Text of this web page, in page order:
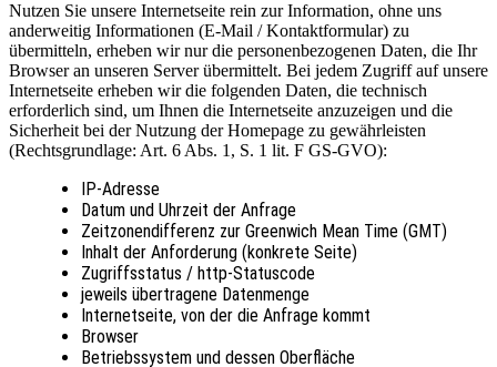
Nutzen Sie unsere Internetseite rein zur Information, ohne uns
anderweitig Informationen (E-Mail / Kontaktformular) zu
übermitteln, erheben wir nur die personenbezogenen Daten, die Ihr
Browser an unseren Server übermittelt. Bei jedem Zugriff auf unsere
Internetseite erheben wir die folgenden Daten, die technisch
erforderlich sind, um Ihnen die Internetseite anzuzeigen und die
Sicherheit bei der Nutzung der Homepage zu gewährleisten
(Rechtsgrundlage: Art. 6 Abs. 1, S. 1 lit. F GS-GVO):
IP-Adresse
Datum und Uhrzeit der Anfrage
Zeitzonendifferenz zur Greenwich Mean Time (GMT)
Inhalt der Anforderung (konkrete Seite)
Zugriffsstatus / http-Statuscode
jeweils übertragene Datenmenge
Internetseite, von der die Anfrage kommt
Browser
Betriebssystem und dessen Oberfläche